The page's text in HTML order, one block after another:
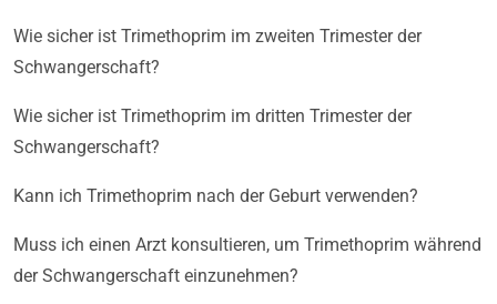
Wie sicher ist Trimethoprim im zweiten Trimester der
Schwangerschaft?
Wie sicher ist Trimethoprim im dritten Trimester der
Schwangerschaft?
Kann ich Trimethoprim nach der Geburt verwenden?
Muss ich einen Arzt konsultieren, um Trimethoprim während
der Schwangerschaft einzunehmen?